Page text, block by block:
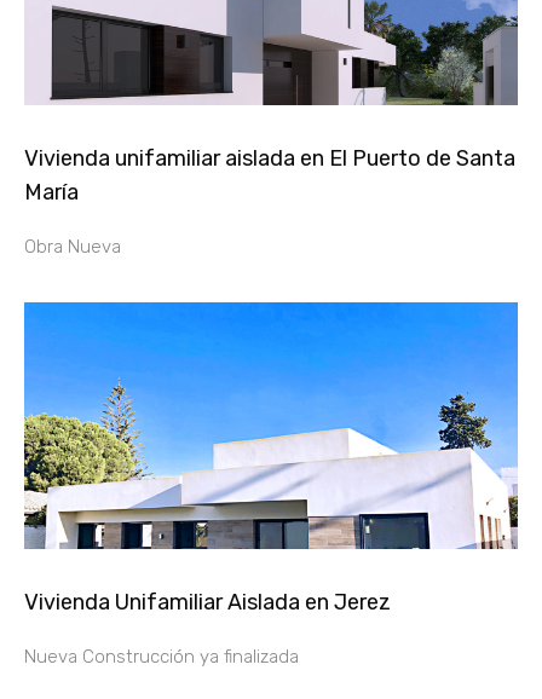
Vivienda unifamiliar aislada en El Puerto de Santa
María
Obra Nueva
Vivienda Unifamiliar Aislada en Jerez
Nueva Construcción ya finalizada